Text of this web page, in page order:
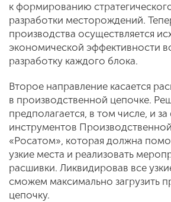
к формированию
разработки месторождений.
производства осуществляется
экономической эффективности
разработку каждого блока.
Второе направление касается
в производственной цепочке.
предполагается, в том числе, и за
инструментов
«Росатом», которая должна
узкие места и реализовать
расшивки. Ликвидировав все
сможем максимально загрузить
цепочку.